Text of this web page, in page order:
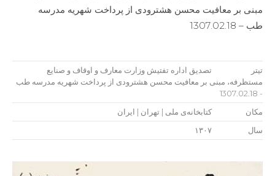
مبنی بر معافیت محسن هشترودی از پرداخت شهریه مدرسه
طب – 1307.02.18
تیتر
تصدیق ‌اداره تفتیش وزارت معارف و اوقاف و صنایع
مستظرفه، مبنی بر معافیت محسن هشترودی از پرداخت شهریه مدرسه طب
- 1307.02.18
مکان
کتابخانه‌ی ملی | تهران | ایران
سال